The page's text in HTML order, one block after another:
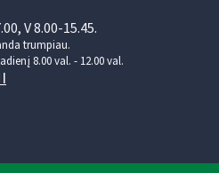
V 8.00-15.45.
trumpiau.
8.00 val. - 12.00 val.